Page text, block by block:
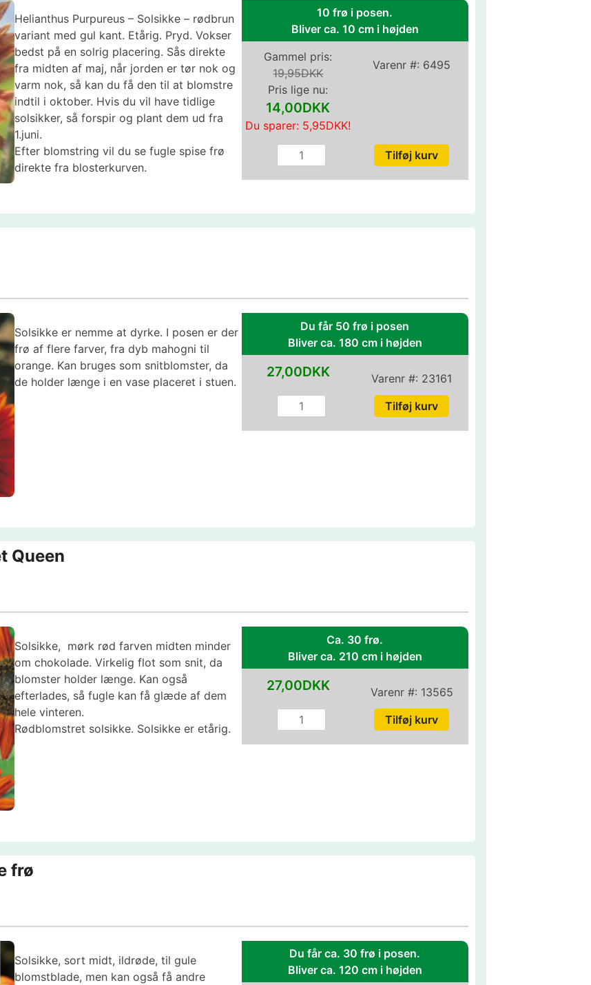
Helianthus Purpureus – Solsikke – rødbrun
variant med gul kant. Etårig. Pryd. Vokser
bedst på en solrig placering. Sås direkte
fra midten af maj, når jorden er tør nok og
varm nok, så kan du få den til at blomstre
indtil i oktober. Hvis du vil have tidlige
solsikker, så forspir og plant dem ud fra
1.juni.
Efter blomstring vil du se fugle spise frø
direkte fra blosterkurven.
10 frø i posen.
Bliver ca. 10 cm i højden
Varenr #: 6495
Gammel pris:
19,95DKK
Pris lige nu:
14,00DKK
Du sparer: 5,95DKK!
Solsikke er nemme at dyrke. I posen er der
frø af flere farver, fra dyb mahogni til
orange. Kan bruges som snitblomster, da
de holder længe i en vase placeret i stuen.
Du får 50 frø i posen
Bliver ca. 180 cm i højden
Varenr #: 23161
27,00DKK
Queen
Solsikke, mørk rød farven midten minder
om chokolade. Virkelig flot som snit, da
blomster holder længe. Kan også
efterlades, så fugle kan få glæde af dem
hele vinteren.
Rødblomstret solsikke. Solsikke er etårig.
Ca. 30 frø.
Bliver ca. 210 cm i højden
Varenr #: 13565
27,00DKK
frø
Solsikke, sort midt, ildrøde, til gule
blomstblade, men kan også få andre
Du får ca. 30 frø i posen.
Bliver ca. 120 cm i højden